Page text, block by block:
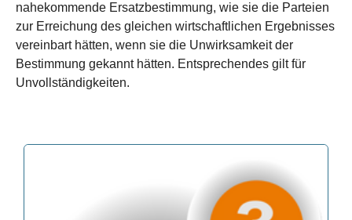
nahekommende Ersatzbestimmung, wie sie die Parteien
zur Erreichung des gleichen wirtschaftlichen Ergebnisses
vereinbart hätten, wenn sie die Unwirksamkeit der
Bestimmung gekannt hätten. Entsprechendes gilt für
Unvollständigkeiten.